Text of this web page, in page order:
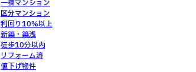
一棟マンション
区分マンション
利回り10%以上
新築・築浅
徒歩10分以内
リフォーム済
値下げ物件